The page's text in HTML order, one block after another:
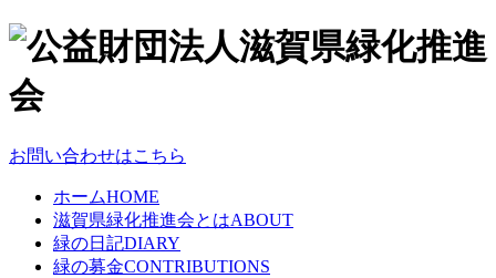
お問い合わせはこちら
ホームHOME
滋賀県緑化推進会とはABOUT
緑の日記DIARY
緑の募金CONTRIBUTIONS